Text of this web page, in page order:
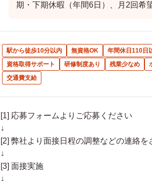
期・下期休暇（年間6日）、月2回希
駅から徒歩10分以内 無資格OK 年間休日110日
資格取得サポート
研修制度あり 残業少なめ
交通費支給
[1] 応募フォームよりご応募ください
↓
[2] 弊社より面接日程の調整などの連絡を
↓
[3] 面接実施
↓